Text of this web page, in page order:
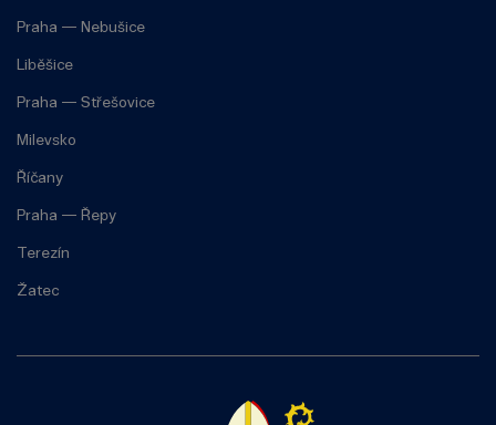
Praha — Nebušice
Liběšice
Praha — Střešovice
Milevsko
Říčany
Praha — Řepy
Terezín
Žatec